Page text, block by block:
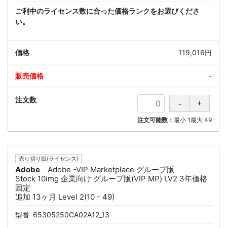
ご利中のライセンス数に合った価格ランクをお選びくださ
い。
119,016円
-
注文可能数： 最小 1最大 49
売り切り版(ライセンス)
Adobe
Adobe -VIP Marketplace グループ版
Stock 10img 企業向け グループ版(VIP MP) LV2 3年価格
固定
追加 13ヶ月 Level 2(10 - 49)
型番 65305250CA02A12_13